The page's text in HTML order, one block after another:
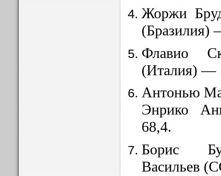
Жоржи
(Бразилия)
Флавио
(Италия) —
Антонью
Энрико
68,4.
Борис
Васильев